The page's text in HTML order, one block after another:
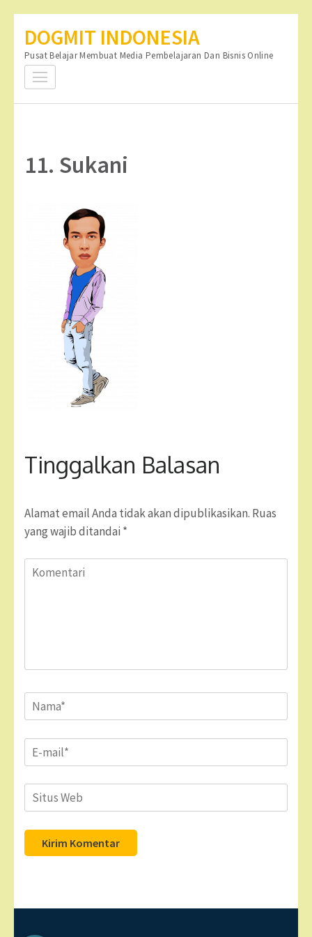
konten
(Tekan
DOGMIT INDONESIA
Pusat Belajar Membuat Media Pembelajaran Dan Bisnis Online
11. Sukani
Tinggalkan Balasan
Alamat email Anda tidak akan dipublikasikan. Ruas
yang wajib ditandai *
Komentari
Name*
Email*
Situs
Web